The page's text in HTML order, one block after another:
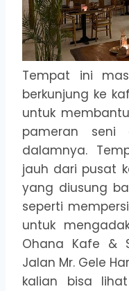
Tempat ini
berkunjung ke
untuk
pameran
dalamnya.
jauh dari pusat
yang diusung
seperti
untuk
Ohana Kafe &
Jalan Mr. Gele
kalian bisa